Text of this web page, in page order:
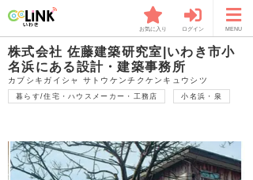
お気に入り ログイン MENU
株式会社 佐藤建築研究室|いわき市小
名浜にある設計・建築事務所
カブシキガイシャ サトウケンチクケンキュウシツ
暮らす/住宅・ハウスメーカー・工務店 小名浜・泉